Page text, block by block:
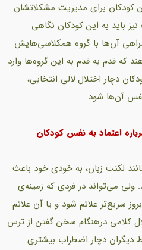
کودکان برای مدیریت مشکلاتشان
باید به این کودکان نگاهی
آن‌ها با گروه همکلاسی‌هایش
که قدم به قدم به این گروه‌ها وارد
دچار اختلال لالی انتخابی،
آن‌ها شود.
اعتماد به نفس کودکان
لکنت زبان، به خودی خود باعث
ولی می‌تواند در فردی که زمینه‌ی
سریع‌تر علائم شود و یا آن علائم
کلامی درهنگام سخن گفتن از ترس
دچار اضطراب بیشتری